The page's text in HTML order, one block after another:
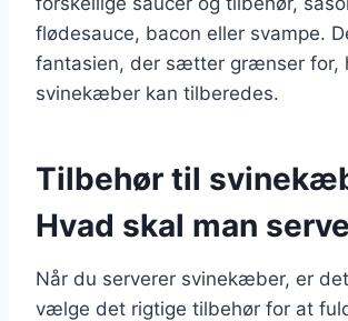
flødesauce, bacon eller svampe.
fantasien, der sætter grænser for,
svinekæber kan tilberedes.
Tilbehør til
Hvad skal man
Når du serverer svinekæber, er
vælge det rigtige tilbehør for at